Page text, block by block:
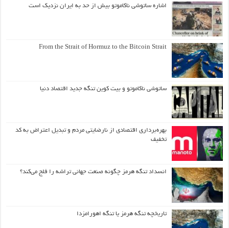
اشاره ساتوشی ناکاموتو بیش از حد به ایران نزدیک است
From the Strait of Hormuz to the Bitcoin Strait
ساتوشی ناکاموتو و بیت کوین تنگه جدید اقتصاد دنیا
بهره‌برداری اقتصادی از نارضایتی مردم و تبدیل اعتراض به کد
تخفیف
انسداد تنگه هرمز چگونه صنعت جهانی تراشه را فلج می‌کند؟
تاریخچه تنگه هرمز یا تنگه اهورامزدا